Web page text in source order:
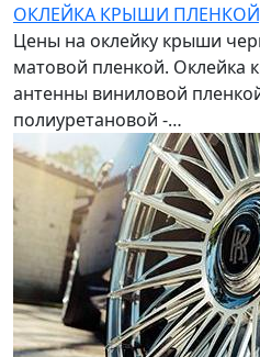
ОКЛЕЙКА КРЫШИ
Цены на оклейку крыши
матовой пленкой. Оклейка
антенны виниловой
полиуретановой -…